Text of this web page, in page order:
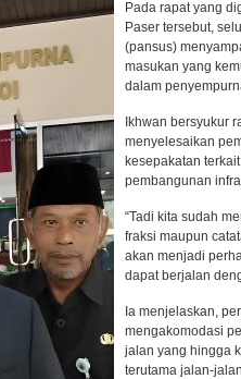
Pada rapat yang
Paser tersebut,
(pansus)
masukan yang
dalam
Ikhwan bersyukur
menyelesaikan
kesepakatan
pembangunan
“Tadi kita sudah
fraksi maupun
akan menjadi
dapat berjalan
Ia menjelaskan,
mengakomodasi
jalan yang hingga
terutama jalan-